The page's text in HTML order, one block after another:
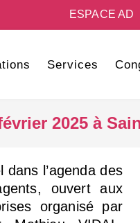
ESPACE AD
Services
2025 à
l’agenda des
ouvert aux
organisé par